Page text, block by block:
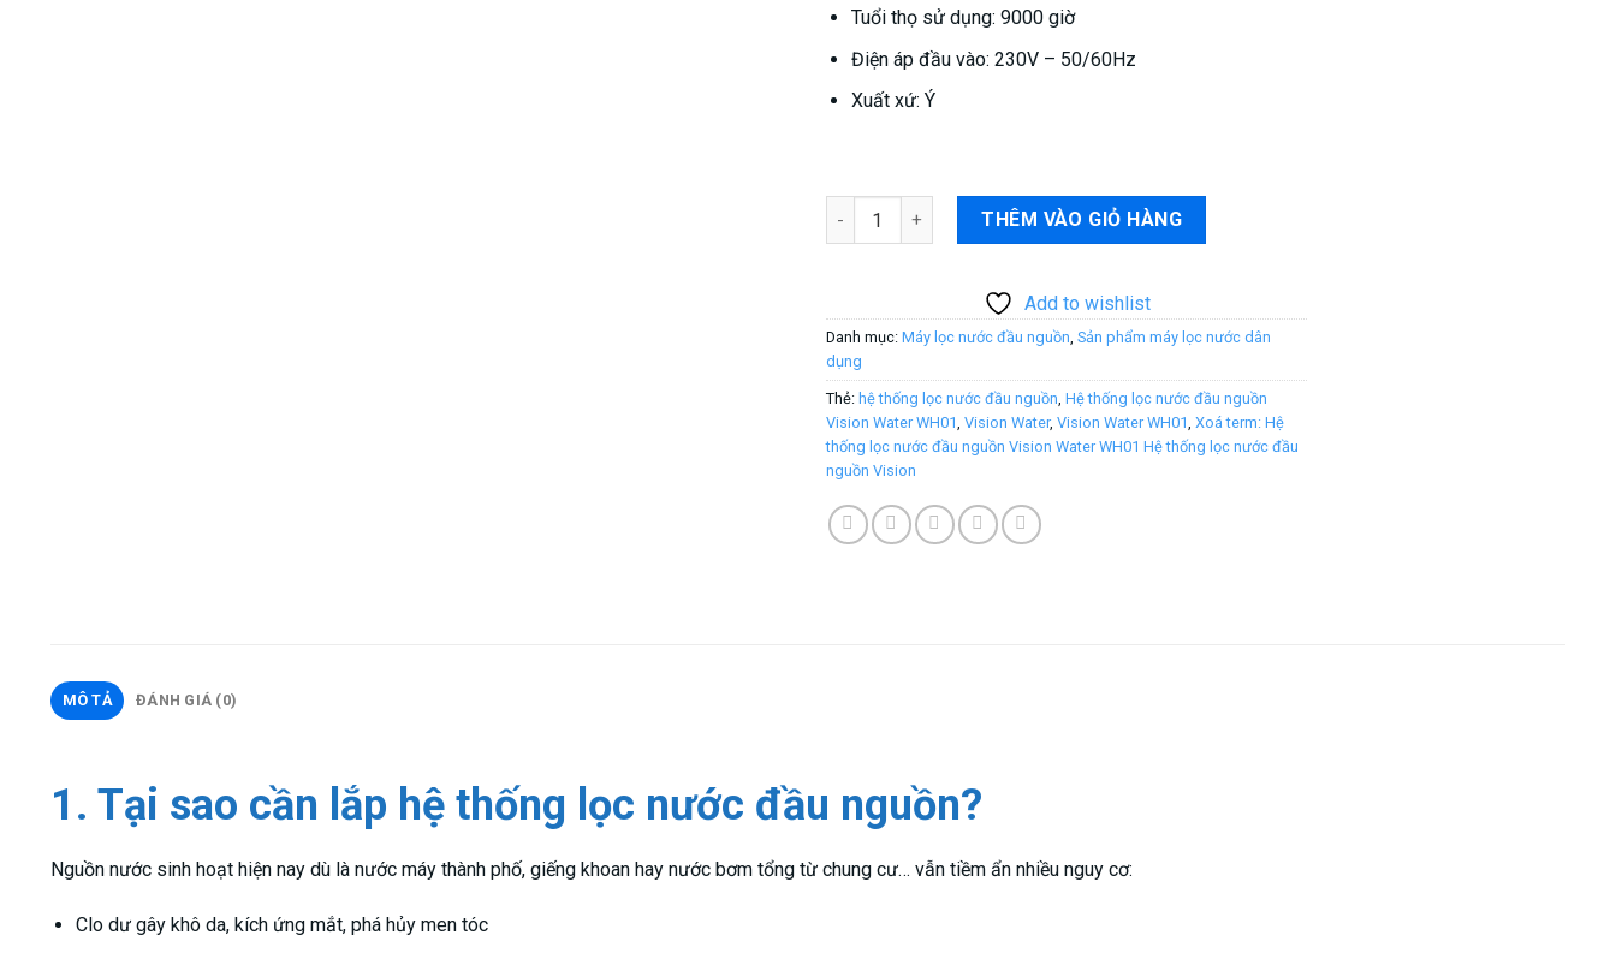
Tuổi thọ sử dụng: 9000 giờ
Điện áp đầu vào: 230V – 50/60Hz
Xuất xứ: Ý
Hệ thống lọc nước đầu nguồn Vision Water WH01 số lượng
THÊM VÀO GIỎ HÀNG
Add to wishlist
Danh mục: Máy lọc nước đầu nguồn Sản phẩm máy lọc nước dân
dụng
Thẻ: hệ thống lọc nước đầu nguồn Hệ thống lọc nước đầu nguồn
Vision Water WH01 Vision Water, Vision Water WH01 Xoá term: Hệ
thống lọc nước đầu nguồn Vision Water WH01 Hệ thống lọc nước đầu
nguồn Vision
MÔ TẢ ĐÁNH GIÁ (0)
1. Tại sao cần lắp hệ thống lọc nước đầu nguồn?
Nguồn nước sinh hoạt hiện nay dù là nước máy thành phố, giếng khoan hay nước bơm tổng từ chung cư… vẫn tiềm ẩn nhiều nguy cơ:
Clo dư gây khô da, kích ứng mắt, phá hủy men tóc